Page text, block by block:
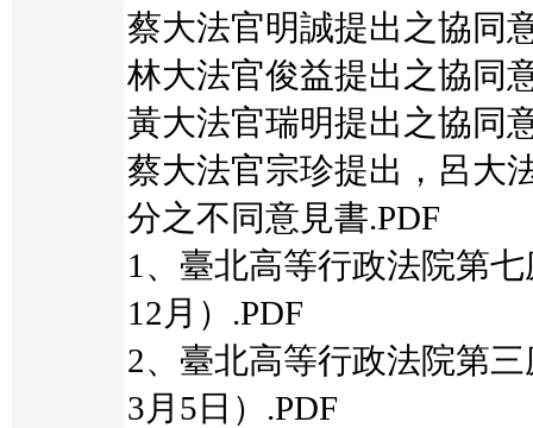
蔡大法官明誠提出之協同
林大法官俊益提出之協同
黃大法官瑞明提出之協同
蔡大法官宗珍提出，呂大
分之不同意見書.PDF
1、臺北高等行政法院第
12月）.PDF
2、臺北高等行政法院第
3月5日）.PDF